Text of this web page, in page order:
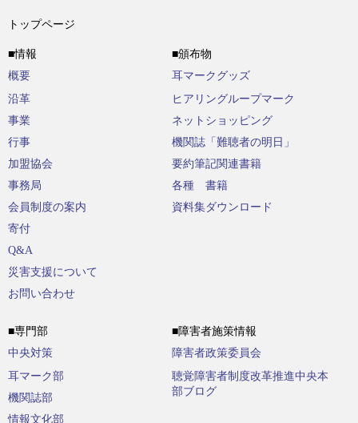
トップページ
■情報
概要
沿革
事業
行事
加盟協会
事務局
会員制度の案内
寄付
Q&A
災害支援について
お問い合わせ
■頒布物
耳マークグッズ
ヒアリングループマーク
ネットショッピング
機関誌「難聴者の明日」
要約筆記関連書籍
各種 書籍
資料集ダウンロード
■専門部
中央対策
耳マーク部
機関誌部
情報文化部
■障害者施策情報
障害者政策委員会
聴覚障害者制度改革推進中央本
部ブログ